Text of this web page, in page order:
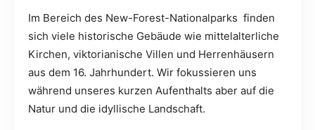
Im Bereich des New-Forest-Nationalparks finden
sich viele historische Gebäude wie mittelalterliche
Kirchen, viktorianische Villen und Herrenhäusern
aus dem 16. Jahrhundert. Wir fokussieren uns
während unseres kurzen Aufenthalts aber auf die
Natur und die idyllische Landschaft.